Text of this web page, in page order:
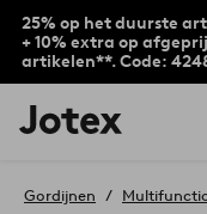
25% op het duurste
+ 10% extra op
artikelen**. Code:
Jotex
logo
to
Gordijnen